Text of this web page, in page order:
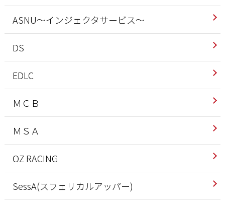
ASNU～インジェクタサービス～
DS
EDLC
ＭＣＢ
ＭＳＡ
OZ RACING
SessA(スフェリカルアッパー)